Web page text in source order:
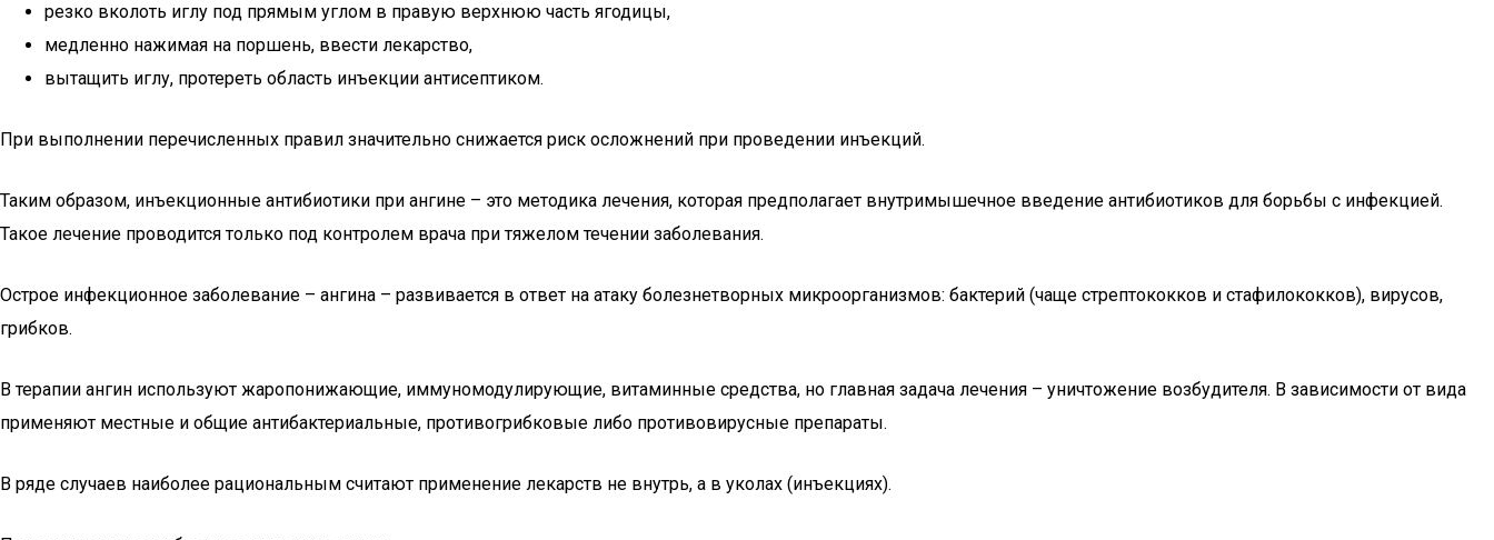
резко вколоть иглу под прямым углом в правую верхнюю часть ягодицы,
медленно нажимая на поршень, ввести лекарство,
вытащить иглу, протереть область инъекции антисептиком.
При выполнении перечисленных правил значительно снижается риск осложнений при проведении инъекций.
Таким образом, инъекционные антибиотики при ангине – это методика лечения, которая предполагает внутримышечное введение антибиотиков для борьбы с инфекцией.
Такое лечение проводится только под контролем врача при тяжелом течении заболевания.
Острое инфекционное заболевание – ангина – развивается в ответ на атаку болезнетворных микроорганизмов: бактерий (чаще стрептококков и стафилококков), вирусов,
грибков.
В терапии ангин используют жаропонижающие, иммуномодулирующие, витаминные средства, но главная задача лечения – уничтожение возбудителя. В зависимости от вида
применяют местные и общие антибактериальные, противогрибковые либо противовирусные препараты.
В ряде случаев наиболее рациональным считают применение лекарств не внутрь, а в уколах (инъекциях).